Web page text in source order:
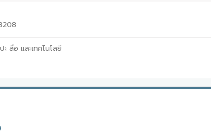
สื่อ และเทคโนโลยี